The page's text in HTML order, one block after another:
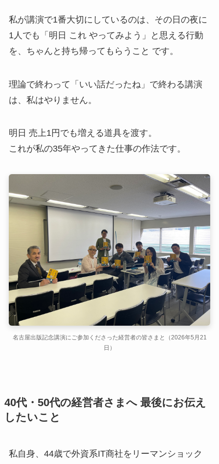
私が講演で1番大切にしているのは、その日の夜に
1人でも「明日 これ やってみよう」と思える行動
を、ちゃんと持ち帰ってもらうこと です。
理論で終わって「いい話だったね」で終わる講演
は、私はやりません。
明日 売上1円でも増える道具を渡す。
これが私の35年やってきた仕事の作法です。
名古屋出版記念講演にご参加くださった経営者の皆さまと（2026年5月21
日）
40代・50代の経営者さまへ 最後にお伝え
したいこと
私自身、44歳で外資系IT商社をリーマンショック